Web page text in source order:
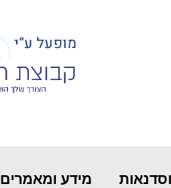
מידע ומאמרים